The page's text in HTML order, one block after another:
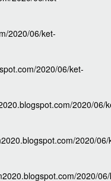
2020/06/ket-
2020/06/ket-
2020/06/
2020/06/
2020/